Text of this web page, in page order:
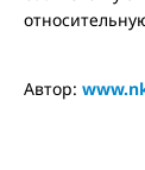
Автор: